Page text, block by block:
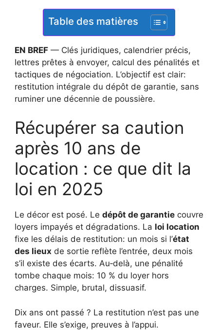
Table des matières
EN BREF — Clés juridiques, calendrier précis,
lettres prêtes à envoyer, calcul des pénalités et
tactiques de négociation. L’objectif est clair:
restitution intégrale du dépôt de garantie, sans
ruminer une décennie de poussière.
Récupérer sa caution
après 10 ans de
location : ce que dit la
loi en 2025
Le décor est posé. Le dépôt de garantie couvre
loyers impayés et dégradations. La loi location
fixe les délais de restitution: un mois si l’état
des lieux de sortie reflète l’entrée, deux mois
s’il existe des écarts. Au‑delà, une pénalité
tombe chaque mois: 10 % du loyer hors
charges. Simple, brutal, dissuasif.
Dix ans ont passé ? La restitution n’est pas une
faveur. Elle s’exige, preuves à l’appui.